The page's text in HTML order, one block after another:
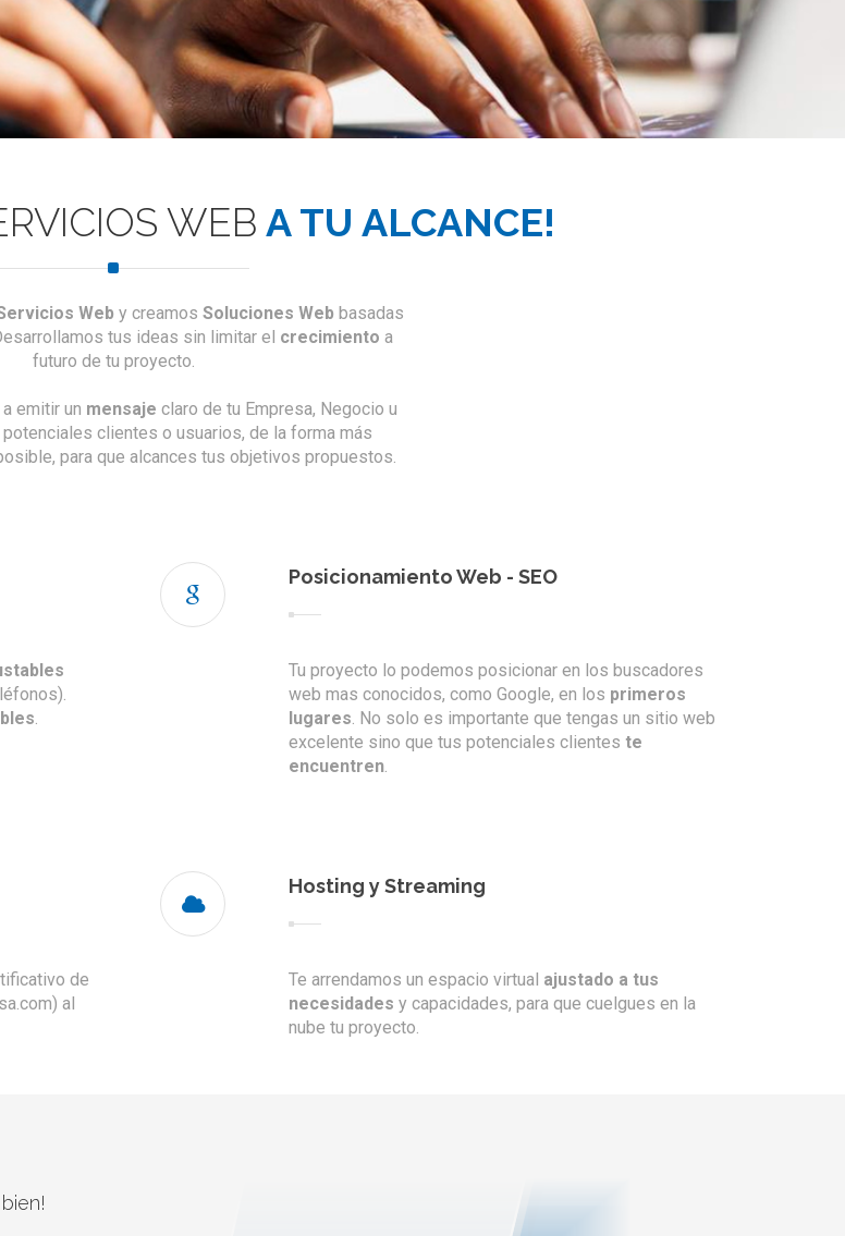
WEB A TU ALCANCE!
Web y creamos Soluciones Web basadas
tus ideas sin limitar el crecimiento a
futuro de tu proyecto.
emitir un mensaje claro de tu Empresa, Negocio u
clientes o usuarios, de la forma más
para que alcances tus objetivos propuestos.
.
Posicionamiento Web - SEO
Tu proyecto lo podemos posicionar en los buscadores
web mas conocidos, como Google, en los primeros
lugares. No solo es importante que tengas un sitio web
excelente sino que tus potenciales clientes te
encuentren.
de
al
Hosting y Streaming
Te arrendamos un espacio virtual ajustado a tus
necesidades y capacidades, para que cuelgues en la
nube tu proyecto.
buscadores servicio, posicionamiento alta buscadores, empresa posicionamiento web, empresa seo, empresas de posicionamiento web, posicionamiento de una empresa,
en google, posicionamiento de mi web, como saber mi posicion en google, ver posicionamiento de mi web, optimizacion web, optimizacion seo, optimizacion web seo, optimizacion de
buscadores, publicidad en buscadores, servicios seo, servicio posicionamiento seo, servicios de seo, servicio de posicionamiento seo, seo servicios, posicionamiento natural,
en buscadores, marketing seo, seo marketing online, marketing online seo, seo marketing, agencia marketing seo,